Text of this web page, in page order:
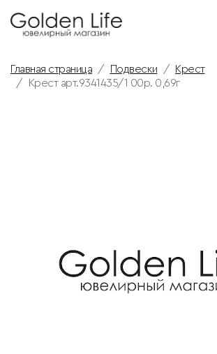
Главная страница Подвески
Крест
Крест арт.9341435/1 00р. 0,69г